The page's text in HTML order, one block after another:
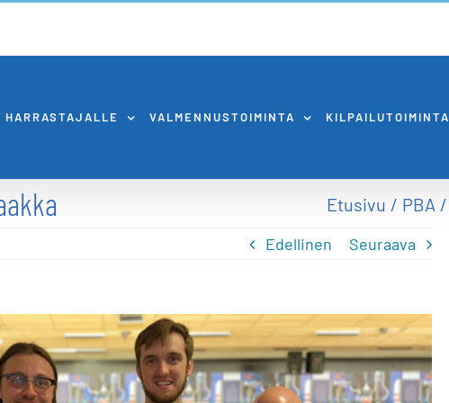
HARRASTAJALLE VALMENNUSTOIMINTA KILPAILUTOIMINTA
Etusivu PBA
Edellinen Seuraava